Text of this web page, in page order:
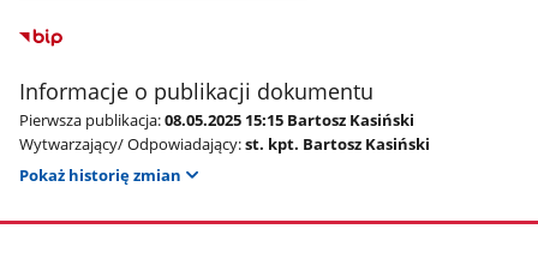
Informacje o publikacji dokumentu
Pierwsza publikacja:08.05.2025 15:15 Bartosz Kasiński
Wytwarzający/ Odpowiadający:st. kpt. Bartosz Kasiński
Pokaż historię zmian